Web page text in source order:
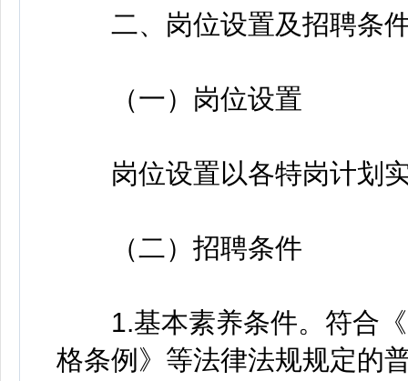
二、岗位设置及招聘条
（一）岗位设置
岗位设置以各特岗计划实
（二）招聘条件
1.基本素养条件。符合《
格条例》等法律法规规定的